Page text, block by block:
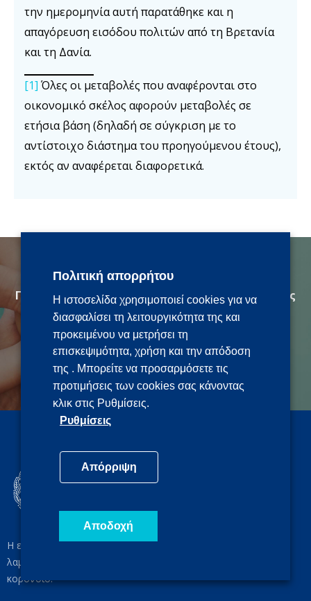
την ημερομηνία αυτή παρατάθηκε και η
απαγόρευση εισόδου πολιτών από τη Βρετανία
και τη Δανία.
[1] Όλες οι μεταβολές που αναφέρονται στο
οικονομικό σκέλος αφορούν μεταβολές σε
ετήσια βάση (δηλαδή σε σύγκριση με το
αντίστοιχο διάστημα του προηγούμενου έτους),
εκτός αν αναφέρεται διαφορετικά.
Γίνε εθελοντής για την προστασία της Δημόσιας
Υγείας
ethelontes.gov.gr
Η επίσημη ιστοσελίδα ενημέρωσης για τα μέτρα που
λαμβάνονται από την Ελληνική Κυβέρνηση για τον νέο
κορονοϊό.
Πολιτική απορρήτου
Η ιστοσελίδα χρησιμοποιεί cookies για να
διασφαλίσει τη λειτουργικότητα της και
προκειμένου να μετρήσει τη
επισκεψιμότητα, χρήση και την απόδοση
της . Μπορείτε να προσαρμόσετε τις
προτιμήσεις των cookies σας κάνοντας
κλικ στις Ρυθμίσεις.
Ρυθμίσεις
Απόρριψη
Αποδοχή